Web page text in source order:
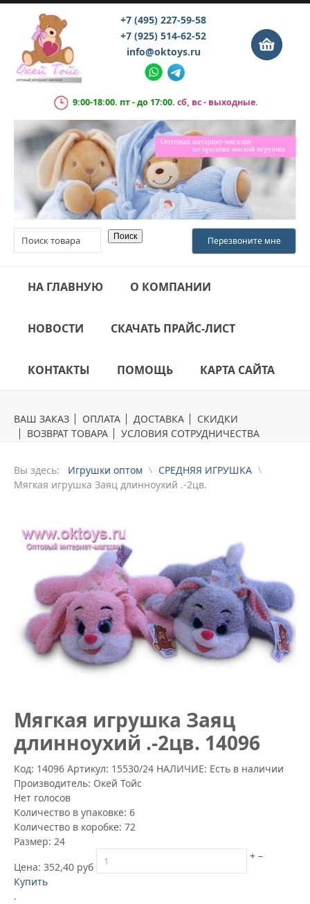
+7 (495) 227-59-58
+7 (925) 514-62-52
info@oktoys.ru
9:00-18:00. пт - до 17:00. сб, вс - выходные.
НА ГЛАВНУЮ О КОМПАНИИ
НОВОСТИ СКАЧАТЬ ПРАЙС-ЛИСТ
КОНТАКТЫ ПОМОЩЬ КАРТА САЙТА
ВАШ ЗАКАЗ ОПЛАТА ДОСТАВКА
СКИДКИ
ВОЗВРАТ ТОВАРА
УСЛОВИЯ СОТРУДНИЧЕСТВА
Вы здесь: Игрушки оптом
СРЕДНЯЯ ИГРУШКА
Mягкая игрушка Заяц длинноухий .-2цв.
Mягкая игрушка Заяц
длинноухий .-2цв. 14096
Код: 14096 Артикул: 15530/24 НАЛИЧИЕ: Есть в наличии
Производитель: Окей Тойс
Нет голосов
Количество в упаковке: 6
Количество в коробке: 72
Размер: 24
Цена: 352,40 руб
+ –
Купить
.